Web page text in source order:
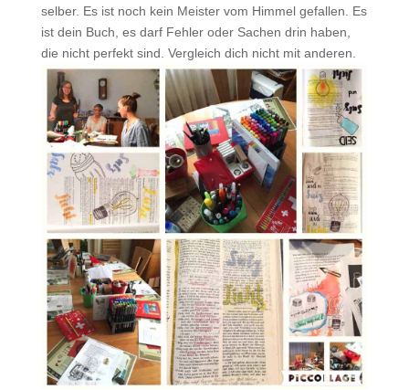
selber. Es ist noch kein Meister vom Himmel gefallen. Es
ist dein Buch, es darf Fehler oder Sachen drin haben,
die nicht perfekt sind. Vergleich dich nicht mit anderen.